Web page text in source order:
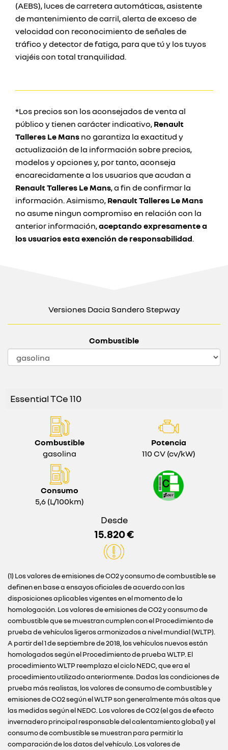
(AEBS), luces de carretera automáticas, asistente
de mantenimiento de carril, alerta de exceso de
velocidad con reconocimiento de señales de
tráfico y detector de fatiga, para que tú y los tuyos
viajéis con total tranquilidad.
*Los precios son los aconsejados de venta al
público y tienen carácter indicativo, Renault
Talleres Le Mans no garantiza la exactitud y
actualización de la información sobre precios,
modelos y opciones y, por tanto, aconseja
encarecidamente a los usuarios que acudan a
Renault Talleres Le Mans, a fin de confirmar la
información. Asimismo, Renault Talleres Le Mans
no asume ningun compromiso en relación con la
anterior información,aceptando expresamente a
los usuarios esta exención de responsabilidad.
Versiones Dacia Sandero Stepway
Combustible
Essential TCe 110
Combustible
gasolina
Potencia
110 CV (cv/kW)
Consumo
5,6 (L/100km)
Desde
15.820 €
(1) Los valores de emisiones de CO2 y consumo de combustible se
definen en base a ensayos oficiales de acuerdo con las
disposiciones aplicables vigentes en el momento de la
homologación. Los valores de emisiones de CO2 y consumo de
combustible que se muestran cumplen con el Procedimiento de
prueba de vehículos ligeros armonizados a nivel mundial (WLTP).
A partir del 1 de septiembre de 2018, los vehículos nuevos están
homologados según el Procedimiento de prueba WLTP. El
procedimiento WLTP reemplaza el ciclo NEDC, que era el
procedimiento utilizado anteriormente. Dadas las condiciones de
prueba más realistas, los valores de consumo de combustible y
emisiones de CO2 según el WLTP son generalmente más altas que
las medidas según el NEDC. Los valores de CO2 (el gas de efecto
invernadero principal responsable del calentamiento global) y el
consumo de combustible se muestran para permitir la
comparación de los datos del vehículo. Los valores de